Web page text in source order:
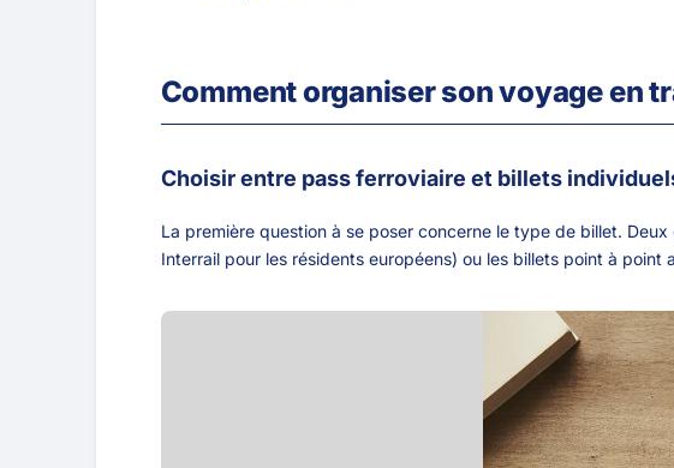
Comment organiser son voyage en
Choisir entre pass ferroviaire et billets
La première question à se poser concerne le type de billet.
Interrail pour les résidents européens) ou les billets point à point